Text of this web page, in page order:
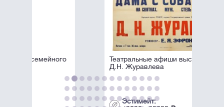
Театральные афиши выступлений
Эстимейт: